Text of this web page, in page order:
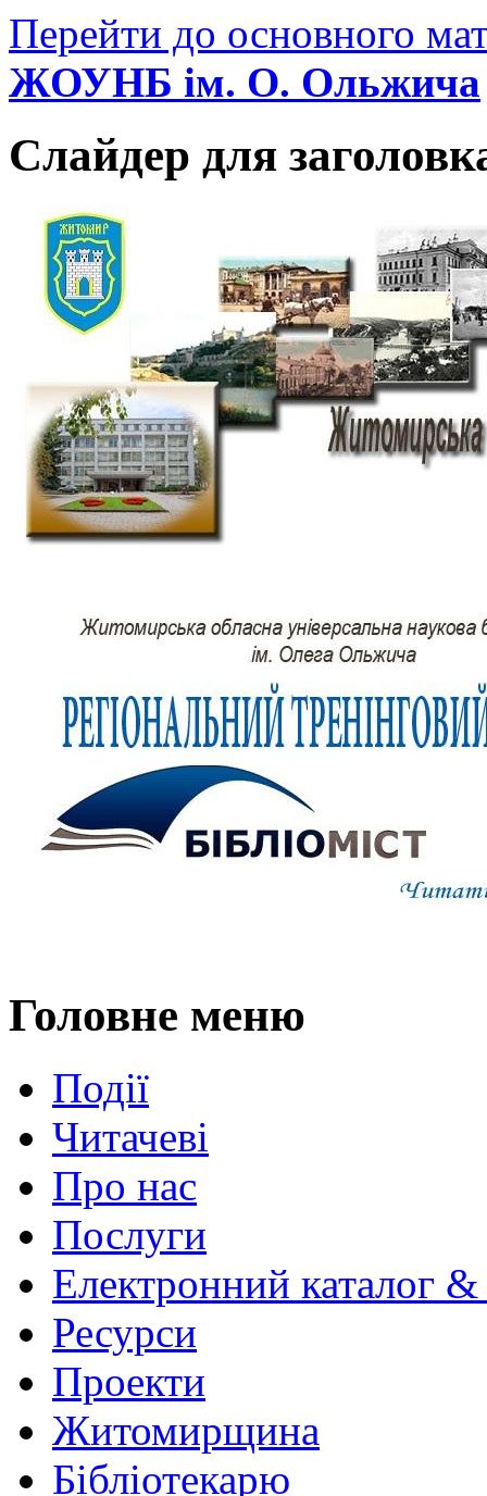
Перейти до основного
ЖОУНБ ім. О. Ольжича
Слайдер для
Головне меню
Події
Читачеві
Про нас
Послуги
Електронний каталог
Ресурси
Проекти
Житомирщина
Бібліотекарю